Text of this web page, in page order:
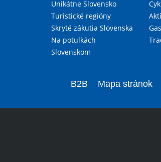
Unikátne Slovensko
Turistické regióny
Skryté zákutia Slovenska
Na potulkách
Slovenskom
B2B Mapa stránok